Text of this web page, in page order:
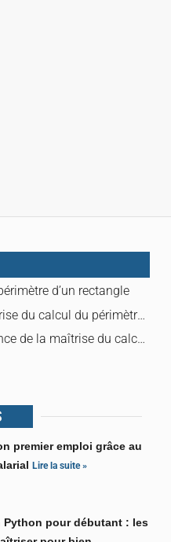
d’un rectangle
Importance de la maîtrise du calcul du périmètre d’un rectangle
Conclusion : l’importance de la maîtrise du calcul du périmètre d’un rectangle
premier emploi grâce au
Lire la suite »
Python pour débutant : les